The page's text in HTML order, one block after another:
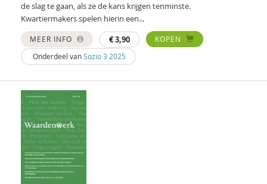
de slag te gaan, als ze de kans krijgen tenminste.
Kwartiermakers spelen hierin een...
MEER INFO €3,90
KOPEN
Onderdeel vanSozio 3 2025